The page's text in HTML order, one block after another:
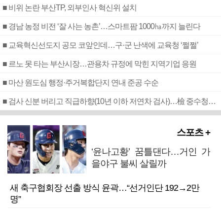
■ 비위 논란 부산TP, 외부인사 혁신위 설치
■ 경남 농정 비전 ‘잘 사는 농촌’…스마트팜 1000㏊까지 늘린다
■ 교육혁신선도지 공모 코앞인데…구·군 난색에 교육청 ‘쩔쩔’
■ 르노 못 타는 부산시장…관용차 규정에 막힌 지역기업 응원
■ 마산 원도심 행정·주거복합단지 연내 준공 수순
■ 검사 신분 버리고 직급하향(10년 이하 저연차 검사)…檢 중수청행 기피
스포츠 +
‘윤나고황’ 꿈틀댄다…거인 가
을야구 불씨 살릴까
새 축구협회장 선출 방식 윤곽…“선거인단 192→2만
명”